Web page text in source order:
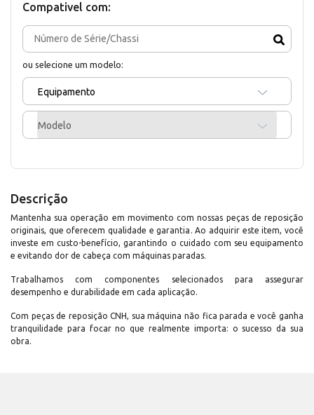
Compativel com:
ou selecione um modelo:
Equipamento
Modelo
Descrição
Mantenha sua operação em movimento com nossas peças de reposição
originais, que oferecem qualidade e garantia. Ao adquirir este item, você
investe em custo-benefício, garantindo o cuidado com seu equipamento
e evitando dor de cabeça com máquinas paradas.
Trabalhamos com componentes selecionados para assegurar
desempenho e durabilidade em cada aplicação.
Com peças de reposição CNH, sua máquina não fica parada e você ganha
tranquilidade para focar no que realmente importa: o sucesso da sua
obra.